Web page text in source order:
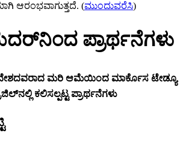
ಆರಂಭವಾಗುತ್ತದೆ. (ಮುಂದುವರೆಸಿ)
ಪ್ರಾರ್ಥನೆಗಳು
ಮರಿ ಆಮೆಯಿಂದ ಮಾರ್ಕೊಸ ಟೇಡ್ಯೂ
ಕಲಿಸಲ್ಪಟ್ಟ ಪ್ರಾರ್ಥನೆಗಳು